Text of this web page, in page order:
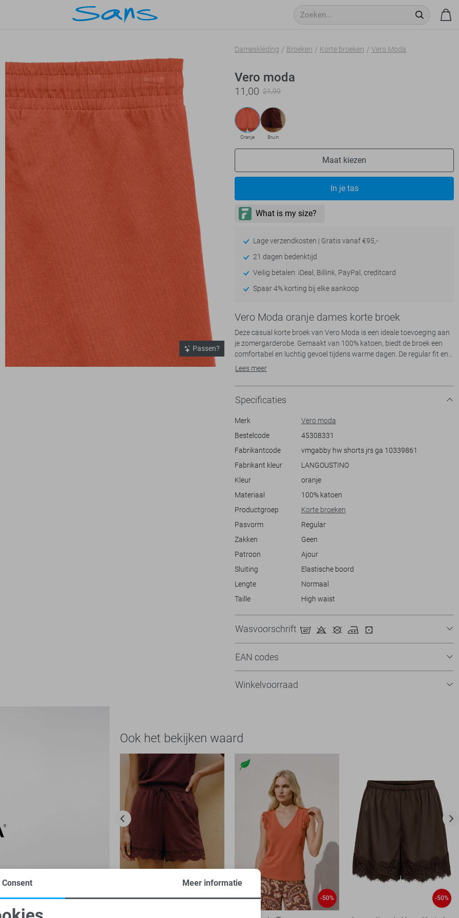
Passen?
Dameskleding Broeken Korte broeken Vero Moda
Vero moda
11,00 21,99
Oranje Bruin
Maat kiezen
In je tas
Lage verzendkosten | Gratis vanaf €95,-
21 dagen bedenktijd
Veilig betalen: iDeal, Billink, PayPal, creditcard
Spaar 4% korting bij elke aankoop
Vero Moda oranje dames korte broek
Deze casual korte broek van Vero Moda is een ideale toevoeging aan
je zomergarderobe. Gemaakt van 100% katoen, biedt de broek een
comfortabel en luchtig gevoel tijdens warme dagen. De regular fit en
de elastische boord zorgen voor een relaxte pasvorm, waardoor het
onderaan voegt een speelse en stijlvolle touch toe, ideaal voor een
dagje naar het strand of een ontspannen wandeling in het park.
De oranje kleur van de broek straalt een zomerse vibe uit en kan
gemakkelijk worden gecombineerd met diverse tops en accessoires.
flatterend is voor verschillende lichaamstypes. Of je nu naar een
barbecue gaat of een dagje in de stad doorbrengt, deze korte broek is
een veelzijdige keuze die zowel comfort als stijl biedt.
Lees meer
Specificaties
Merk
Vero moda
Bestelcode
45308331
Fabrikantcode
vmgabby hw shorts jrs ga 10339861
Fabrikant kleur
LANGOUSTINO
Kleur
oranje
Materiaal
100% katoen
Productgroep
Korte broeken
Pasvorm
Regular
Zakken
Geen
Patroon
Ajour
Sluiting
Elastische boord
Lengte
Normaal
Taille
High waist
Wasvoorschrift
EAN codes
Winkelvoorraad
Ook het bekijken waard
-50% -50% -50%
Consent Meer informatie